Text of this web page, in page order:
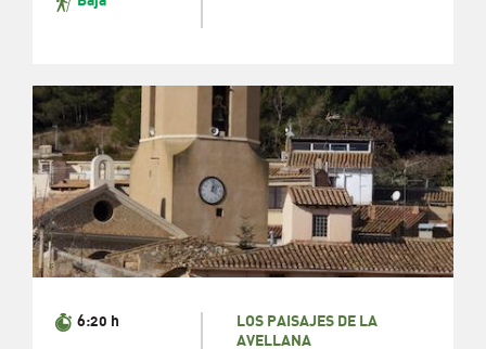
6:20 h
LOS PAISAJES DE LA
AVELLANA